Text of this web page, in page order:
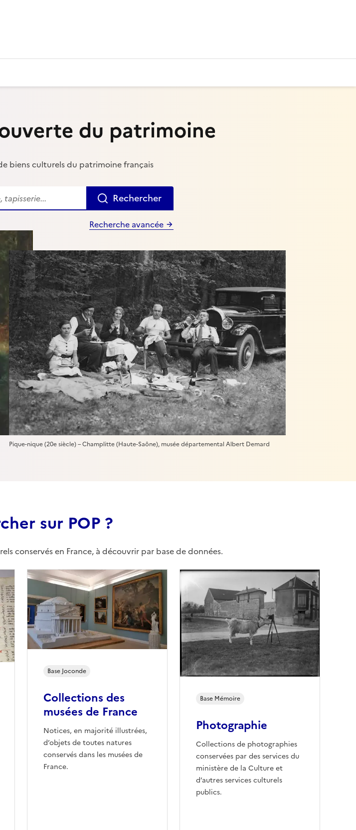
du patrimoine
biens culturels du patrimoine français
Rechercher
Recherche avancée
Pique-nique (20e siècle) – Champlitte (Haute-Saône), musée départemental Albert Demard
sur POP ?
conservés en France, à découvrir par base de données.
Collections des
musées de France
Notices, en majorité illustrées,
d’objets de toutes natures
conservés dans les musées de
France.
BaseJoconde
Photographie
Collections de photographies
conservées par des services du
ministère de la Culture et
d’autres services culturels
publics.
Base Mémoire